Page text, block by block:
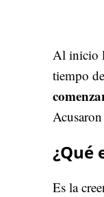
Al inicio
tiempo
¿Qué
Es la